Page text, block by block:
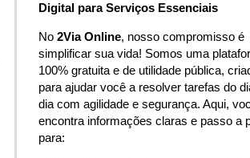
Digital para Serviços Essenciais
No 2Via Online, nosso compromisso é
simplificar sua vida! Somos uma
100% gratuita e de utilidade pública,
para ajudar você a resolver tarefas do
dia com agilidade e segurança. Aqui,
encontra informações claras e passo a
para: